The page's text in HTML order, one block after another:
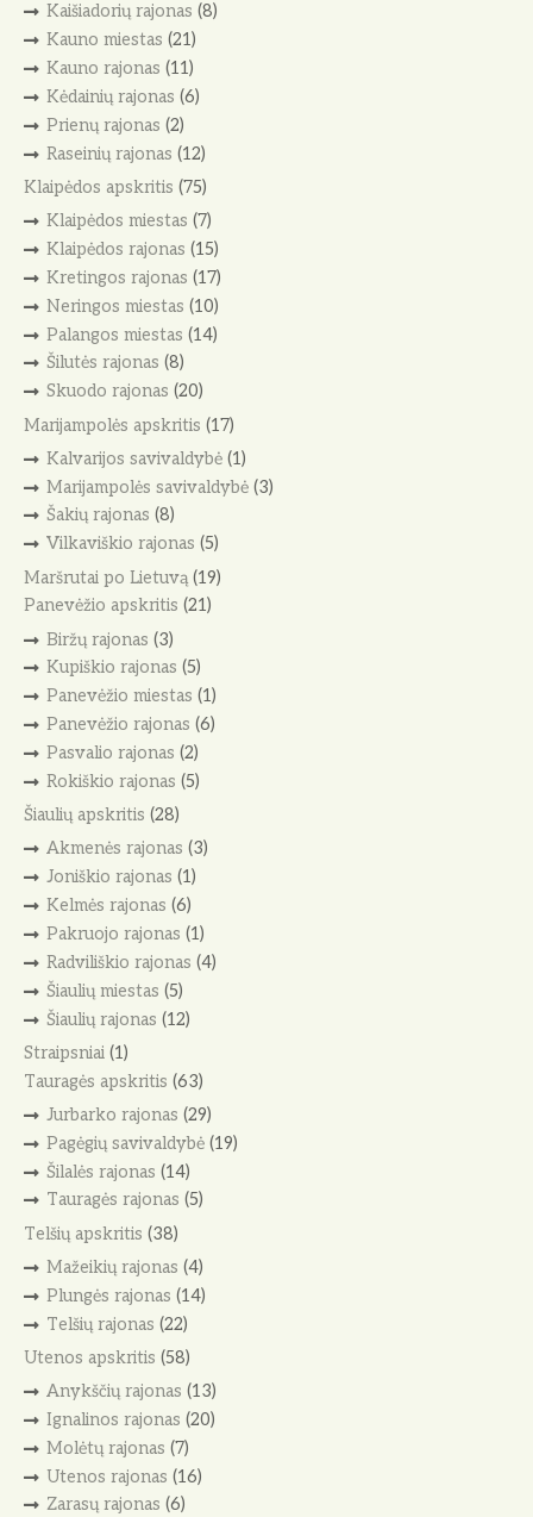
Kaišiadorių rajonas (8)
Kauno miestas (21)
Kauno rajonas (11)
Kėdainių rajonas (6)
Prienų rajonas (2)
Raseinių rajonas (12)
Klaipėdos apskritis (75)
Klaipėdos miestas (7)
Klaipėdos rajonas (15)
Kretingos rajonas (17)
Neringos miestas (10)
Palangos miestas (14)
Šilutės rajonas (8)
Skuodo rajonas (20)
Marijampolės apskritis (17)
Kalvarijos savivaldybė(1)
Marijampolės savivaldybė(3)
Šakių rajonas (8)
Vilkaviškio rajonas (5)
Maršrutai po Lietuvą(19)
Panevėžio apskritis (21)
Biržų rajonas (3)
Kupiškio rajonas (5)
Panevėžio miestas (1)
Panevėžio rajonas (6)
Pasvalio rajonas (2)
Rokiškio rajonas (5)
Šiaulių apskritis (28)
Akmenės rajonas (3)
Joniškio rajonas (1)
Kelmės rajonas (6)
Pakruojo rajonas (1)
Radviliškio rajonas (4)
Šiaulių miestas (5)
Šiaulių rajonas (12)
Straipsniai (1)
Tauragės apskritis (63)
Jurbarko rajonas (29)
Pagėgių savivaldybė(19)
Šilalės rajonas (14)
Tauragės rajonas (5)
Telšių apskritis (38)
Mažeikių rajonas (4)
Plungės rajonas (14)
Telšių rajonas (22)
Utenos apskritis (58)
Anykščių rajonas (13)
Ignalinos rajonas (20)
Molėtų rajonas (7)
Utenos rajonas (16)
Zarasų rajonas (6)